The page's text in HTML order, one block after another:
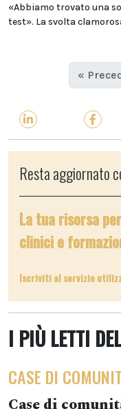
«Abbiamo trovato una
test». La svolta
«
Resta aggiornato
La tua risorsa
clinici e
Iscriviti al servizio
I PIÙ LETTI
CASE DI